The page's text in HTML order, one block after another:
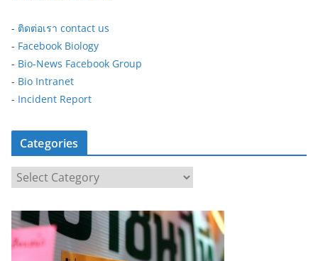
- ติดต่อเรา contact us
- Facebook Biology
- Bio-News Facebook Group
- Bio Intranet
- Incident Report
Categories
a
t
e
g